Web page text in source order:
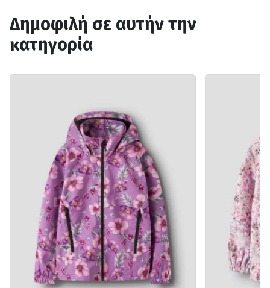
Δημοφιλή σε αυτήν την
κατηγορία